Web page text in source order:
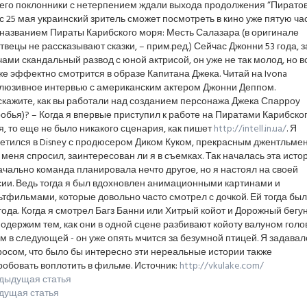
поклонники с нетерпением ждали выхода продолжения
25 мая украинский зритель сможет посмотреть в кино уже пятую
Пираты Карибского моря: Месть Салазара (в оригинале
не рассказывают сказки, – прим.ред.) Сейчас Джонни 53 года,
скандальный развод с юной актрисой, он уже не так молод, но
эффектно смотрится в образе Капитана Джека. Читай на Ivona
интервью с американским актером Джонни Деппом.
как вы работали над созданием персонажа Джека Спарроу
– Когда я впервые приступил к работе на Пиратами
то еще не было никакого сценария, как пишетhttp://intell.in.ua/. Я
в Disney с продюсером Диком Куком, прекрасным
спросил, заинтересован ли я в съемках. Так началась эта
команда планировала нечто другое, но я настоял на своей
Ведь тогда я был вдохновлен анимационными картинами и
которые довольно часто смотрел с дочкой. Ей тогда
Когда я смотрел Багз Банни или Хитрый койот и Дорожный
тем, как они в одной сцене разбивают койоту валуном
в следующей - он уже опять мчится за безумной птицей. Я
что было бы интересно эти нереальные истории также
воплотить в фильме. Источник: http://vkulake.com/
статья
статья